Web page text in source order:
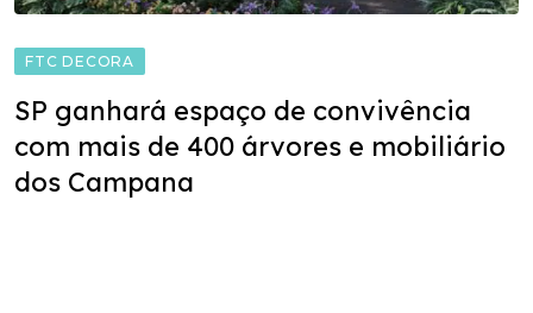
FTC DECORA
SP ganhará espaço de convivência
com mais de 400 árvores e mobiliário
dos Campana